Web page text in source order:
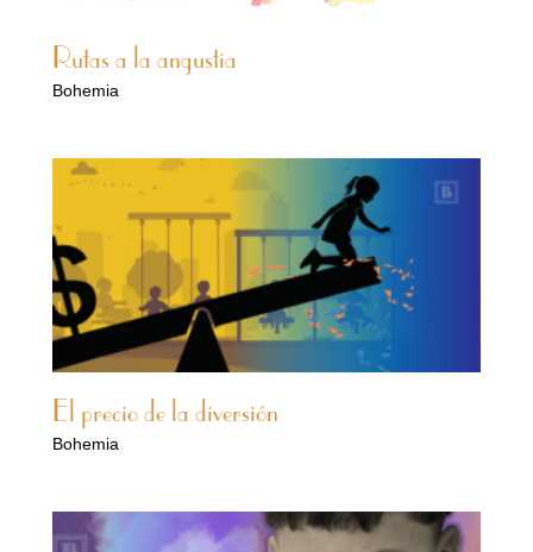
Rutas a la angustia
Bohemia
El precio de la diversión
Bohemia